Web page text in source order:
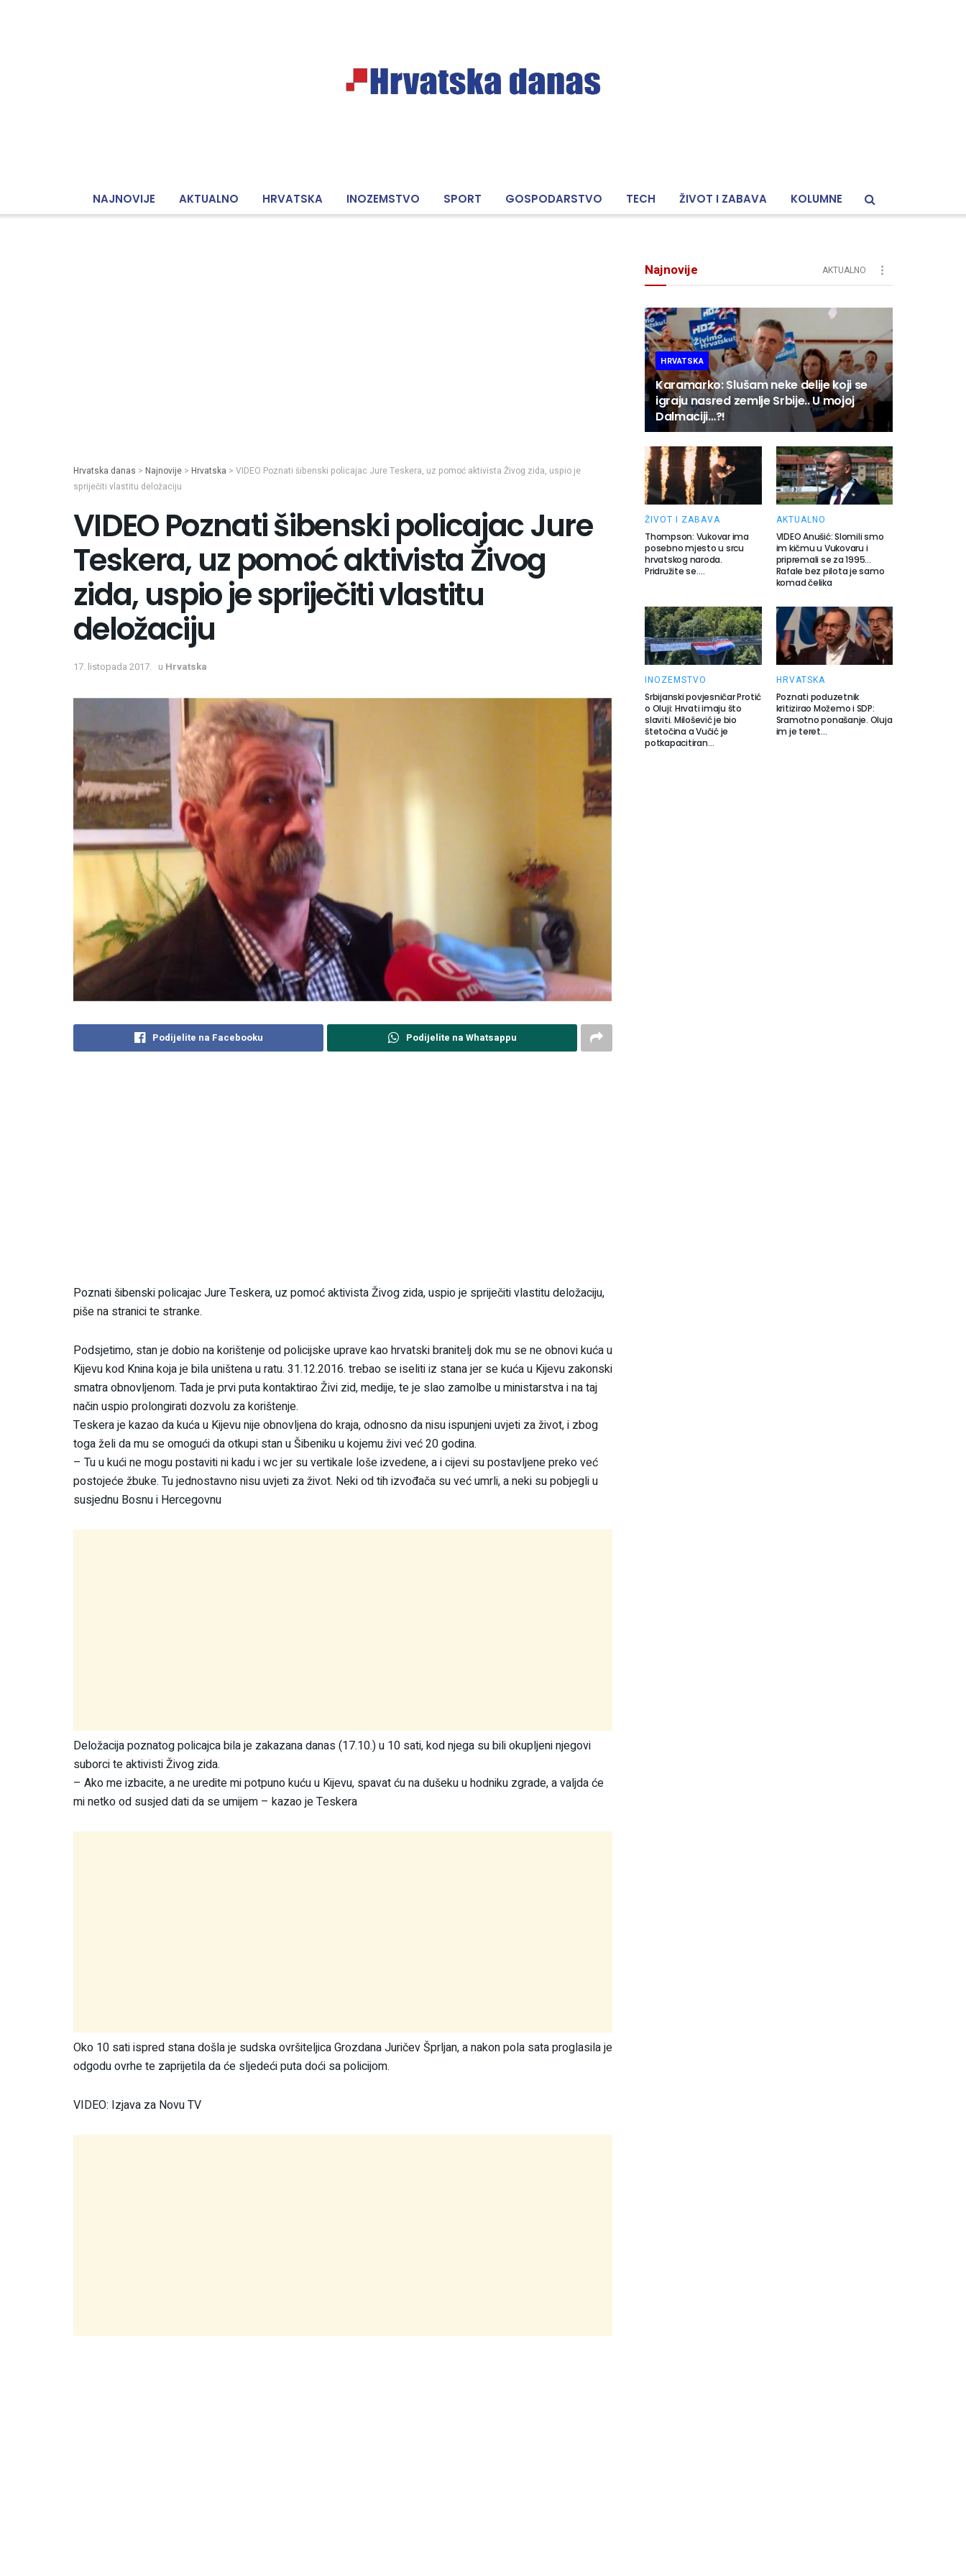
NAJNOVIJE AKTUALNO HRVATSKA INOZEMSTVO SPORT GOSPODARSTVO TECH ŽIVOT I ZABAVA KOLUMNE
Hrvatska danas > Najnovije > Hrvatska > VIDEO Poznati šibenski policajac Jure Teskera, uz pomoć aktivista Živog zida, uspio je
spriječiti vlastitu deložaciju
VIDEO Poznati šibenski policajac Jure
Teskera, uz pomoć aktivista Živog
zida, uspio je spriječiti vlastitu
deložaciju
17. listopada 2017. u Hrvatska
Podijelite na Facebooku Podijelite na Whatsappu
Poznati šibenski policajac Jure Teskera, uz pomoć aktivista Živog zida, uspio je spriječiti vlastitu deložaciju,
piše na stranici te stranke.
Podsjetimo, stan je dobio na korištenje od policijske uprave kao hrvatski branitelj dok mu se ne obnovi kuća u
Kijevu kod Knina koja je bila uništena u ratu. 31.12.2016. trebao se iseliti iz stana jer se kuća u Kijevu zakonski
smatra obnovljenom. Tada je prvi puta kontaktirao Živi zid, medije, te je slao zamolbe u ministarstva i na taj
način uspio prolongirati dozvolu za korištenje.
Teskera je kazao da kuća u Kijevu nije obnovljena do kraja, odnosno da nisu ispunjeni uvjeti za život, i zbog
toga želi da mu se omogući da otkupi stan u Šibeniku u kojemu živi već 20 godina.
– Tu u kući ne mogu postaviti ni kadu i wc jer su vertikale loše izvedene, a i cijevi su postavljene preko već
postojeće žbuke. Tu jednostavno nisu uvjeti za život. Neki od tih izvođača su već umrli, a neki su pobjegli u
susjednu Bosnu i Hercegovnu
Deložacija poznatog policajca bila je zakazana danas (17.10.) u 10 sati, kod njega su bili okupljeni njegovi
suborci te aktivisti Živog zida.
– Ako me izbacite, a ne uredite mi potpuno kuću u Kijevu, spavat ću na dušeku u hodniku zgrade, a valjda će
mi netko od susjed dati da se umijem – kazao je Teskera
Oko 10 sati ispred stana došla je sudska ovršiteljica Grozdana Juričev Šprljan, a nakon pola sata proglasila je
odgodu ovrhe te zaprijetila da će sljedeći puta doći sa policijom.
VIDEO: Izjava za Novu TV
Najnovije AKTUALNO
HRVATSKA
Karamarko: Slušam neke delije koji se
igraju nasred zemlje Srbije.. U mojoj
Dalmaciji…?!
ŽIVOT I ZABAVA
Thompson: Vukovar ima
posebno mjesto u srcu
hrvatskog naroda.
Pridružite se….
AKTUALNO
VIDEO Anušić: Slomili smo
im kičmu u Vukovaru i
pripremali se za 1995…
Rafale bez pilota je samo
komad čelika
INOZEMSTVO
Srbijanski povjesničar Protić
o Oluji: Hrvati imaju što
slaviti. Milošević je bio
štetočina a Vučić je
potkapacitiran…
HRVATSKA
Poznati poduzetnik
kritizirao Možemo i SDP:
Sramotno ponašanje. Oluja
im je teret…